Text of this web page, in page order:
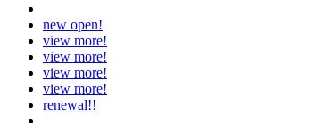
new open!
view more!
view more!
view more!
view more!
renewal!!